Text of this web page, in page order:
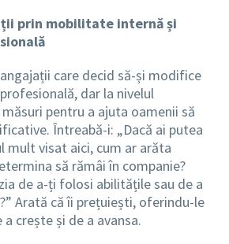
prin mobilitate internă și
care decid să-și modifice
dar la nivelul
pentru a ajuta oamenii să
Întreabă-i: „Dacă ai putea
mult visat aici, cum ar arăta
să rămâi în companie?
de a-ți folosi abilitățile sau de a
Arată că îi prețuiești, oferindu-le
crește și de a avansa.